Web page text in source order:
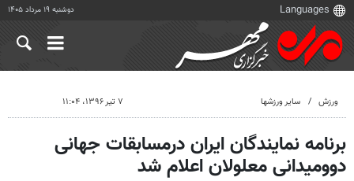
دوشنبه ۱۹ مرداد ۱۴۰۵
ورزش سایر ورزشها ۷ تیر ۱۳۹۶، ۱۱:۰۴
برنامه نمایندگان ایران درمسابقات جهانی
دوومیدانی معلولان اعلام شد